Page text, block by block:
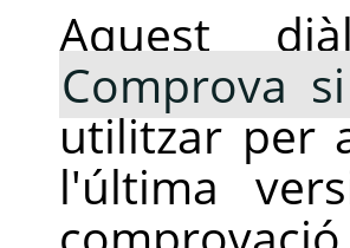
Aquest
Comprova
utilitzar per
l'última